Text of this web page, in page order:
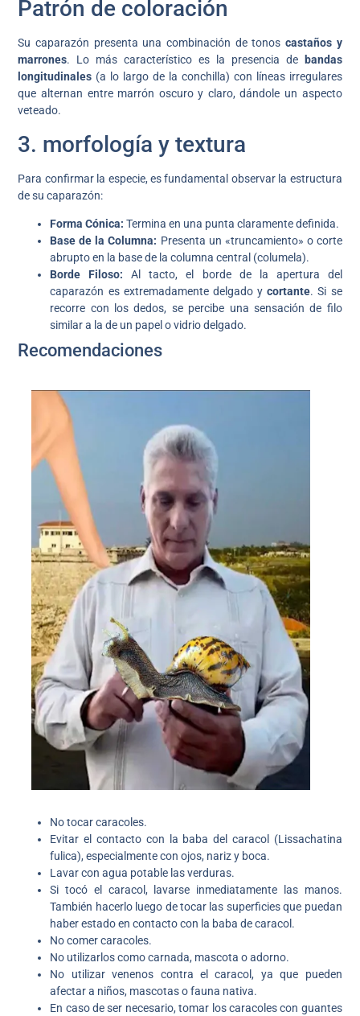
Patrón de coloración
Su caparazón presenta una combinación de tonos castaños y
marrones. Lo más característico es la presencia de
bandas
longitudinales (a lo largo de la conchilla) con líneas irregulares
que alternan entre marrón oscuro y claro, dándole un aspecto
veteado.
3. morfología y textura
Para confirmar la especie, es fundamental observar la estructura
de su caparazón:
Forma Cónica: Termina en una punta claramente definida.
Base de la Columna: Presenta un «truncamiento» o corte
abrupto en la base de la columna central (columela).
Borde Filoso: Al tacto, el borde de la apertura del
caparazón es extremadamente delgado ycortante. Si se
recorre con los dedos, se percibe una sensación de filo
similar a la de un papel o vidrio delgado.
Recomendaciones
No tocar caracoles.
Evitar el contacto con la baba del caracol (Lissachatina
fulica), especialmente con ojos, nariz y boca.
Lavar con agua potable las verduras.
Si tocó el caracol, lavarse inmediatamente las manos.
También hacerlo luego de tocar las superficies que puedan
haber estado en contacto con la baba de caracol.
No comer caracoles.
No utilizarlos como carnada, mascota o adorno.
No utilizar venenos contra el caracol, ya que pueden
afectar a niños, mascotas o fauna nativa.
En caso de ser necesario, tomar los caracoles con guantes